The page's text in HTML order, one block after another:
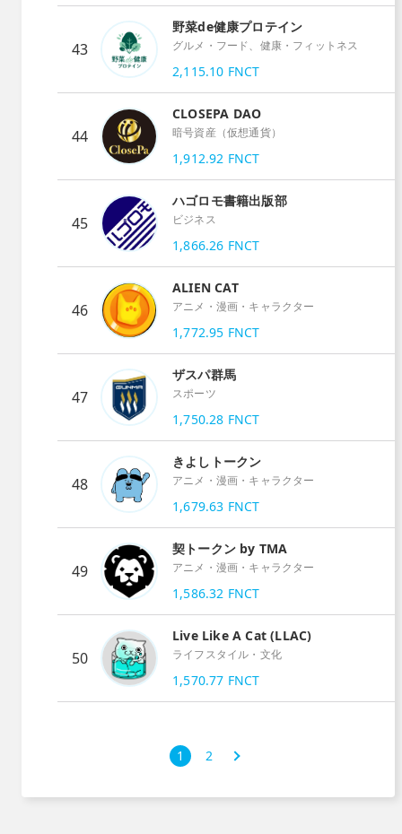
43
野菜de健康プロテイン
グルメ・フード、健康・フィットネス
2,115.10 FNCT
44
CLOSEPA DAO
暗号資産（仮想通貨）
1,912.92 FNCT
45
ハゴロモ書籍出版部
ビジネス
1,866.26 FNCT
46
ALIEN CAT
アニメ・漫画・キャラクター
1,772.95 FNCT
47
ザスパ群馬
スポーツ
1,750.28 FNCT
48
きよしトークン
アニメ・漫画・キャラクター
1,679.63 FNCT
49
契トークン by TMA
アニメ・漫画・キャラクター
1,586.32 FNCT
50
Live Like A Cat (LLAC)
ライフスタイル・文化
1,570.77 FNCT
1 2